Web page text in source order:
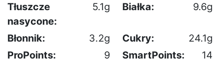
Tłuszcze
nasycone:
5.1g Białka: 9.6g
Błonnik: 3.2g Cukry:
24.1g
ProPoints:
9 SmartPoints: 14